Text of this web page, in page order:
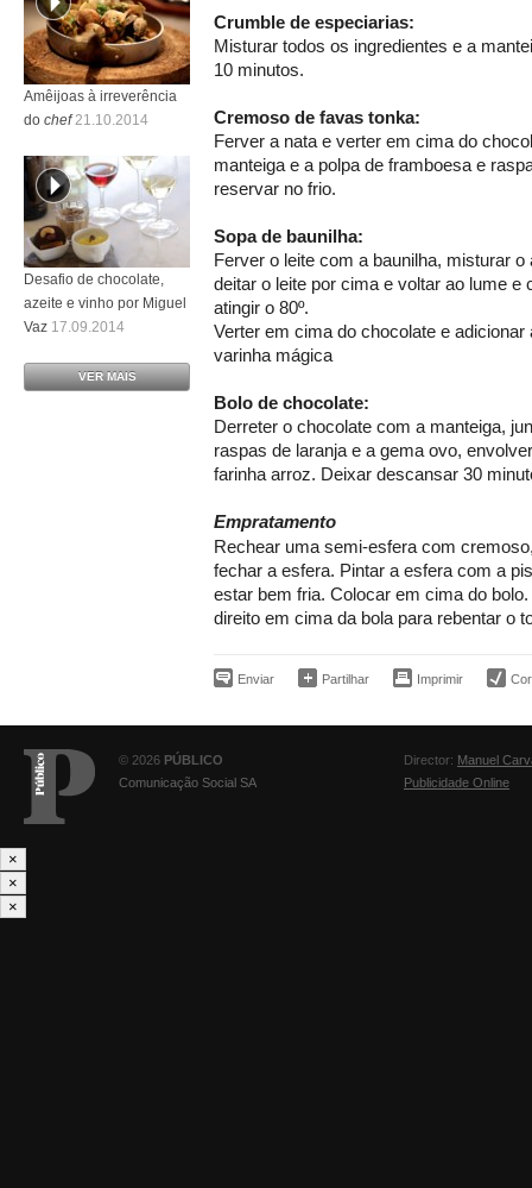
Crumble de especiarias:
Misturar todos os ingredientes e a
10 minutos.
Cremoso de favas tonka:
Ferver a nata e verter em cima do
manteiga e a polpa de framboesa e
reservar no frio.
Sopa de baunilha:
Ferver o leite com a baunilha, misturar
deitar o leite por cima e voltar ao lume e
atingir o 80º.
Verter em cima do chocolate e
varinha mágica
Bolo de chocolate:
Derreter o chocolate com a manteiga,
raspas de laranja e a gema ovo,
farinha arroz. Deixar descansar 30
Empratamento
Rechear uma semi-esfera com
fechar a esfera. Pintar a esfera com a
estar bem fria. Colocar em cima do
direito em cima da bola para rebentar o
Enviar Partilhar Imprimir
Amêijoas à irreverência
do chef 21.10.2014
Desafio de chocolate,
azeite e vinho por Miguel
Vaz 17.09.2014
VER MAIS
© 2026 PÚBLICO
Comunicação Social SA
Director: Manuel
Publicidade Online
×
×
×